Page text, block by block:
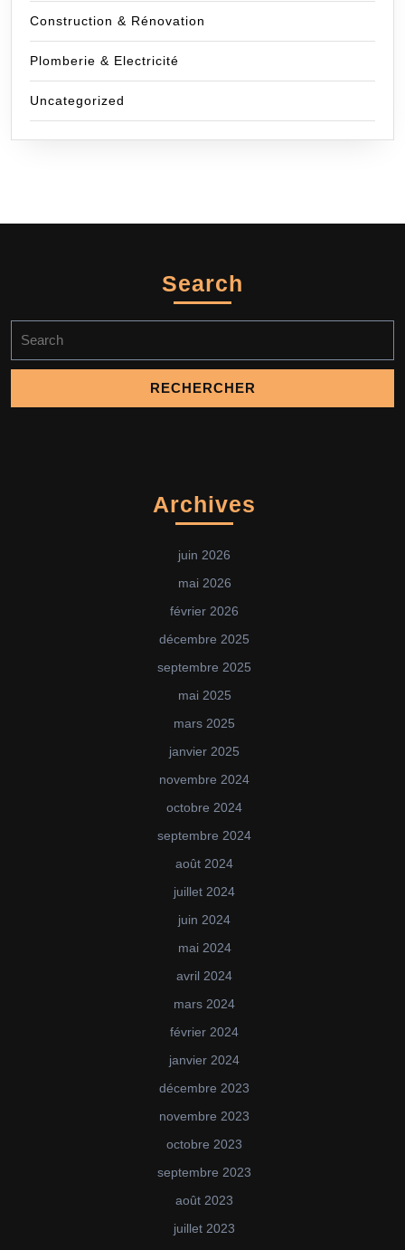
Construction & Rénovation
Plomberie & Electricité
Uncategorized
Search
for:
Archives
juin 2026
mai 2026
février 2026
décembre 2025
septembre 2025
mai 2025
mars 2025
janvier 2025
novembre 2024
octobre 2024
septembre 2024
août 2024
juillet 2024
juin 2024
mai 2024
avril 2024
mars 2024
février 2024
janvier 2024
décembre 2023
novembre 2023
octobre 2023
septembre 2023
août 2023
juillet 2023